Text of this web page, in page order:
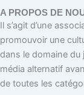
A PROPOS DE
Il s’agit d’une
promouvoir une
dans le domaine du
média alternatif
de toutes les